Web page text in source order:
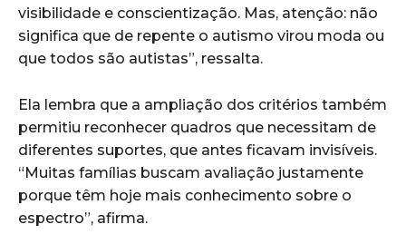
visibilidade e conscientização. Mas, atenção: não
significa que de repente o autismo virou moda ou
que todos são autistas”, ressalta.
Ela lembra que a ampliação dos critérios também
permitiu reconhecer quadros que necessitam de
diferentes suportes, que antes ficavam invisíveis.
“Muitas famílias buscam avaliação justamente
porque têm hoje mais conhecimento sobre o
espectro”, afirma.